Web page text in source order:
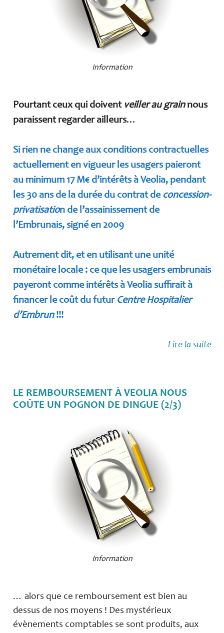
Information
Pourtant ceux qui doivent veiller au grainnous
paraissent regarder ailleurs…
Si rien ne change aux conditions contractuelles
actuellement en vigueur les usagers paieront
au minimum 17 M€ d’intérêts à Veolia, pendant
les 30 ans de la durée du contrat de concession-
privatisation de l’assainissement de
l’Embrunais, signé en 2009
Autrement dit, et en utilisant une unité
monétaire locale : ce que les usagers embrunais
payeront comme intérêts à Veolia suffirait à
financer le coût du futurCentre Hospitalier
d’Embrun !!!
Lire la suite
LE REMBOURSEMENT À VEOLIA NOUS
COÛTE UN POGNON DE DINGUE (2/3)
Information
… alors que ce remboursement est bien au
dessus de nos moyens ! Des mystérieux
évènements comptables se sont produits, aux